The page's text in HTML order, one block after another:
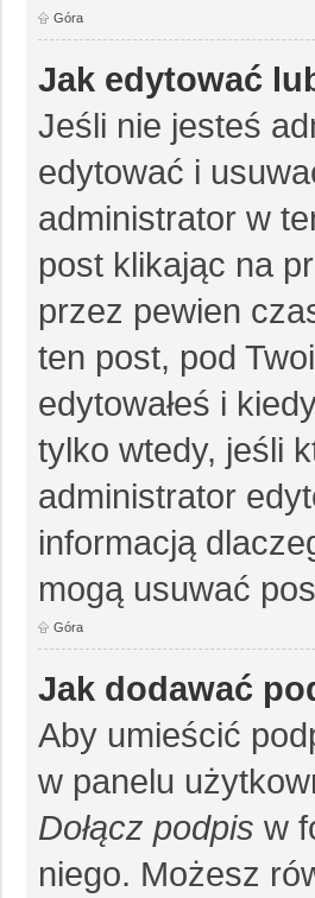
Góra
Jak edytować
Jeśli nie jesteś
edytować i
administrator w
post klikając na
przez pewien
ten post, pod
edytowałeś i
tylko wtedy, jeśli
administrator
informacją
mogą usuwać
Góra
Jak dodawać
Aby umieścić
w panelu
Dołącz podpis w
niego. Możesz